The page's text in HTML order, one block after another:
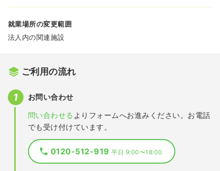
就業場所の変更範囲
法人内の関連施設
ご利用の流れ
お問い合わせ
問い合わせる よりフォームへお進みください。お電話
でも受け付けています。
0120-512-919平日 9:00〜18:00